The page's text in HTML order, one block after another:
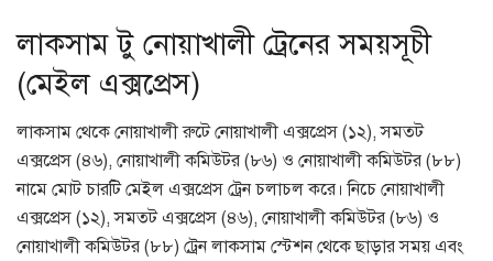
লাকসাম টু নোয়াখালী ট্রেনের সময়সূচী
(মেইল এক্সপ্রেস)
লাকসাম থেকে নোয়াখালী রুটে নোয়াখালী এক্সপ্রেস (১২), সমতট
এক্সপ্রেস (৪৬), নোয়াখালী কমিউটর (৮৬) ও নোয়াখালী কমিউটর (৮৮)
নামে মোট চারটি মেইল এক্সপ্রেস ট্রেন চলাচল করে। নিচে নোয়াখালী
এক্সপ্রেস (১২), সমতট এক্সপ্রেস (৪৬), নোয়াখালী কমিউটর (৮৬) ও
নোয়াখালী কমিউটর (৮৮) ট্রেন লাকসাম স্টেশন থেকে ছাড়ার সময় এবং